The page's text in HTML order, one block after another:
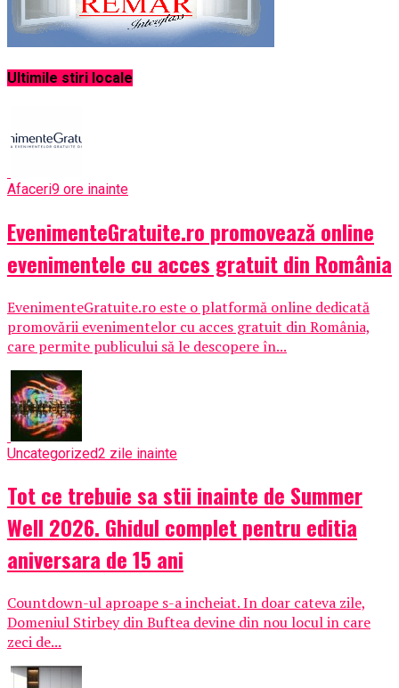
Ultimile stiri locale
Afaceri9 ore inainte
EvenimenteGratuite.ro promovează online
evenimentele cu acces gratuit din România
EvenimenteGratuite.ro este o platformă online dedicată
promovării evenimentelor cu acces gratuit din România,
care permite publicului să le descopere în...
Uncategorized2 zile inainte
Tot ce trebuie sa stii inainte de Summer
Well 2026. Ghidul complet pentru editia
aniversara de 15 ani
Countdown-ul aproape s-a incheiat. In doar cateva zile,
Domeniul Stirbey din Buftea devine din nou locul in care
zeci de...